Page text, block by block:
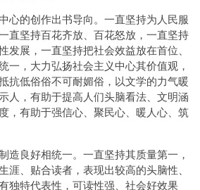
心的创作出书导向。一直坚持为人民服
直坚持百花齐放、百花怒放，一直坚持
发展，一直坚持把社会效益放在首位、
一，大力弘扬社会主义中心其价值观，
抗低俗俗不可耐媚俗，以文学的力气暖
人，有助于提高人们头脑看法、文明涵
，有助于强信心、聚民心、暖人心、筑
造良好相统一。一直坚持其质量第一，
涯、贴合读者，表现出较高的头脑性、
独特代表性，可读性强、社会好效果